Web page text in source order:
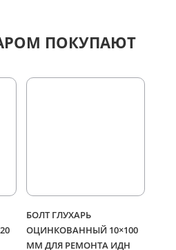
ПОКУПАЮТ
БОЛТ ГЛУХАРЬ
ОЦИНКОВАННЫЙ 10×100
ММ ДЛЯ РЕМОНТА ИДН